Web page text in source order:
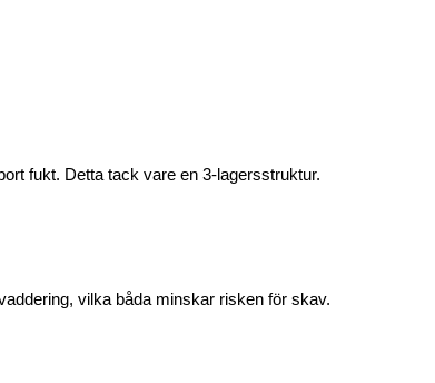
fukt. Detta tack vare en 3-lagersstruktur.
vilka båda minskar risken för skav.